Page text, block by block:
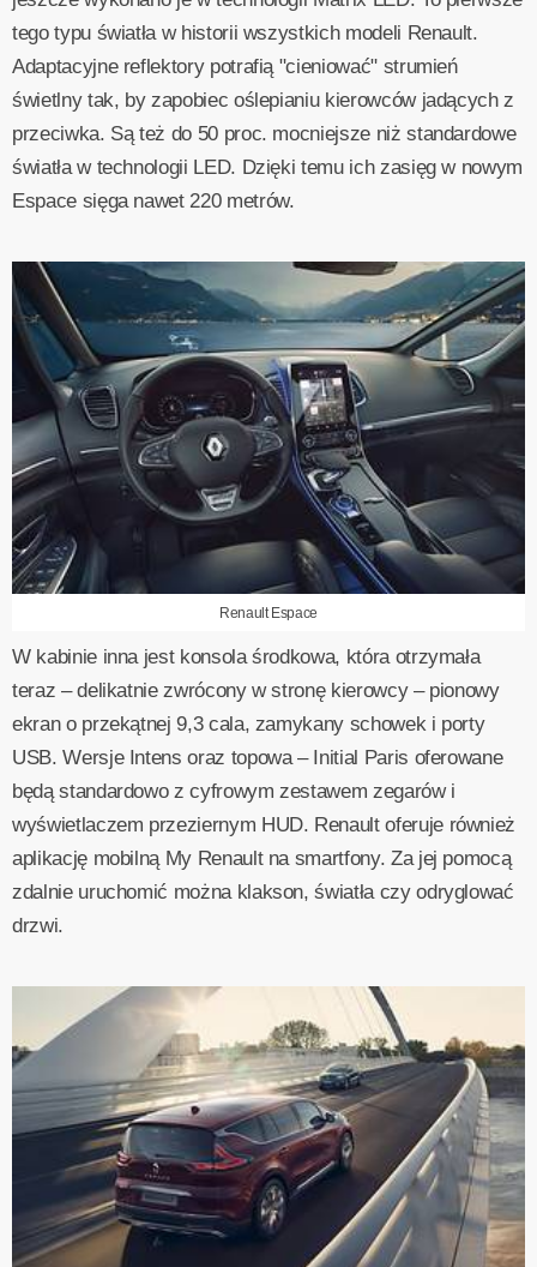
tego typu światła w historii wszystkich modeli Renault.
Adaptacyjne reflektory potrafią "cieniować" strumień
świetlny tak, by zapobiec oślepianiu kierowców jadących z
przeciwka. Są też do 50 proc. mocniejsze niż standardowe
światła w technologii LED. Dzięki temu ich zasięg w nowym
Espace sięga nawet 220 metrów.
Renault Espace
W kabinie inna jest konsola środkowa, która otrzymała
teraz – delikatnie zwrócony w stronę kierowcy – pionowy
ekran o przekątnej 9,3 cala, zamykany schowek i porty
USB. Wersje Intens oraz topowa – Initial Paris oferowane
będą standardowo z cyfrowym zestawem zegarów i
wyświetlaczem przeziernym HUD. Renault oferuje również
aplikację mobilną My Renault na smartfony. Za jej pomocą
zdalnie uruchomić można klakson, światła czy odryglować
drzwi.